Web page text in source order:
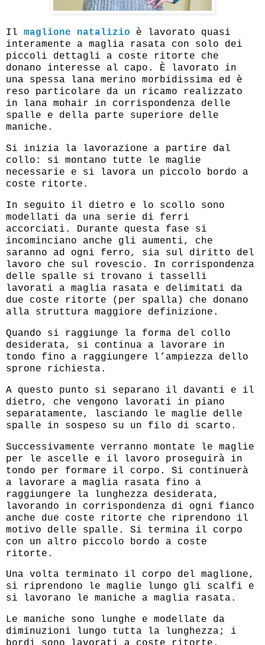
Il maglione natalizio è lavorato quasi
interamente a maglia rasata con solo dei
piccoli dettagli a coste ritorte che
donano interesse al capo. È lavorato in
una spessa lana merino morbidissima ed è
reso particolare da un ricamo realizzato
in lana mohair in corrispondenza delle
spalle e della parte superiore delle
maniche.
Si inizia la lavorazione a partire dal
collo: si montano tutte le maglie
necessarie e si lavora un piccolo bordo a
coste ritorte.
In seguito il dietro e lo scollo sono
modellati da una serie di ferri
accorciati. Durante questa fase si
incominciano anche gli aumenti, che
saranno ad ogni ferro, sia sul diritto del
lavoro che sul rovescio. In corrispondenza
delle spalle si trovano i tasselli
lavorati a maglia rasata e delimitati da
due coste ritorte (per spalla) che donano
alla struttura maggiore definizione.
Quando si raggiunge la forma del collo
desiderata, si continua a lavorare in
tondo fino a raggiungere l’ampiezza dello
sprone richiesta.
A questo punto si separano il davanti e il
dietro, che vengono lavorati in piano
separatamente, lasciando le maglie delle
spalle in sospeso su un filo di scarto.
Successivamente verranno montate le maglie
per le ascelle e il lavoro proseguirà in
tondo per formare il corpo. Si continuerà
a lavorare a maglia rasata fino a
raggiungere la lunghezza desiderata,
lavorando in corrispondenza di ogni fianco
anche due coste ritorte che riprendono il
motivo delle spalle. Si termina il corpo
con un altro piccolo bordo a coste
ritorte.
Una volta terminato il corpo del maglione,
si riprendono le maglie lungo gli scalfi e
si lavorano le maniche a maglia rasata.
Le maniche sono lunghe e modellate da
diminuzioni lungo tutta la lunghezza; i